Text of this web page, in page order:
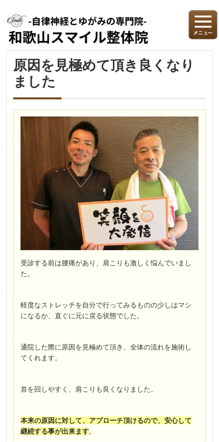
原因を見極めて頂き良くなり
ました
受診する前は腰痛があり、肩こりも激しく悩んでいまし
た。
軽度なストレッチを自分で行ってみるものの少しはマシ
になるか、直ぐに元に戻る状態でした。
通院した際に原因を見極めて頂き、全体の流れを施術し
てくれます。
首を回しやすく、肩こりも良くなりました。
本来の原因に対して、アプローチ頂けるので、安心して
継続する事が出来ます。